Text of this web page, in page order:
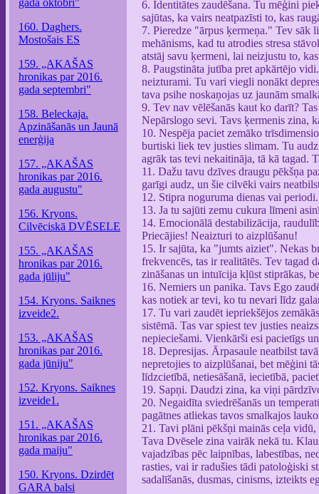
160. Daghers.
Mostošais ES
159. „AKAŠAS
hronikas par 2016.
gada septembri"
158. Beleckaja.
Apzināšanās un Jaunā
enerģija
157. „AKAŠAS
hronikas par 2016.
gada augustu"
156. Kryons.
Cilvēciskā DVĒSELE
155. „AKAŠAS
hronikas par 2016.
gada jūliju"
154. Kryons. Saiknes
izveide2.
153. „AKAŠAS
hronikas par 2016.
gada jūniju"
152. Kryons. Saiknes
izveide1.
151. „AKAŠAS
hronikas par 2016.
gada maiju"
150. Kryons. Dzirdēt
GARA balsi
6. Identitātes zaudēšana. Tu mēģini
sajūtas, ka vairs neatpazīsti to, kas
7. Pieredze "ārpus ķermeņa." Tev sāk
mehānisms, kad tu atrodies stresa
atstāj savu ķermeni, lai neizjustu to,
8. Paugstināta jutība pret apkārtējo
neizturami. Tu vari viegli nonākt
tava psihe noskaņojas uz jaunām
9. Tev nav vēlēšanās kaut ko darīt?
Nepārslogo sevi. Tavs ķermenis zina,
10. Nespēja paciet zemāko
burtiski liek tev justies slimam. Tu
agrāk tas tevi nekaitināja, tā kā tagad.
11. Dažu tavu dzīves draugu pēkšņa
garīgi audz, un šie cilvēki vairs
12. Stipra noguruma dienas vai
13. Ja tu sajūti zemu cukura līmeni
14. Emocionālā destabilizācija,
Priecājies! Neaizturi to aizplūšanu!
15. Ir sajūta, ka "jumts aiziet". Nekas
frekvencēs, tas ir realitātēs. Tev tagad
zināšanas un intuīcija kļūst stiprākas,
16. Nemiers un panika. Tavs Ego
kas notiek ar tevi, ko tu nevari līdz
17. Tu vari zaudēt iepriekšējos
sistēmā. Tas var spiest tev justies
nepieciešami. Vienkārši esi pacietīgs
18. Depresijas. Ārpasaule neatbilst
nepretojies to aizplūšanai, bet mēģini
līdzcietībā, netiesāšanā, iecietībā,
19. Sapņi. Daudzi zina, ka viņi
20. Negaidīta sviedrēšanās un
pagātnes atliekas tavos smalkajos
21. Tavi plāni pēkšņi mainās ceļa
Tava Dvēsele zina vairāk nekā tu.
vajadzības pēc laipnības, labestības,
rasties, vai ir radušies tādi patoloģiski
sadalīšanās, dusmas, cinisms, izteikts